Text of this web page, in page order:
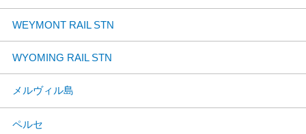
WEYMONT RAIL STN
WYOMING RAIL STN
メルヴィル島
ペルセ